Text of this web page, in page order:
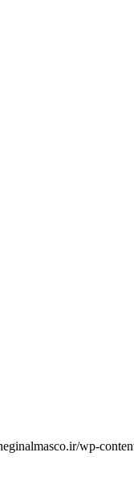
wp-